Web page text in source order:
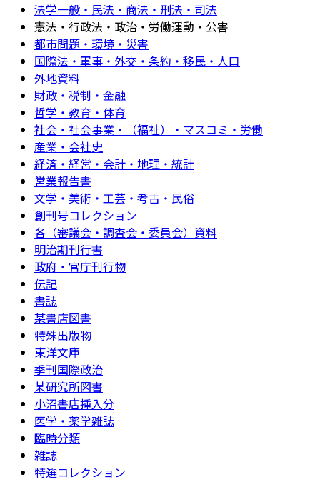
法学一般・民法・商法・刑法・司法
憲法・行政法・政治・労働運動・公害
都市問題・環境・災害
国際法・軍事・外交・条約・移民・人口
外地資料
財政・税制・金融
哲学・教育・体育
社会・社会事業・（福祉）・マスコミ・労働
産業・会社史
経済・経営・会計・地理・統計
営業報告書
文学・美術・工芸・考古・民俗
創刊号コレクション
各（審議会・調査会・委員会）資料
明治期刊行書
政府・官庁刊行物
伝記
書誌
某書店図書
特殊出版物
東洋文庫
季刊国際政治
某研究所図書
小沼書店挿入分
医学・薬学雑誌
臨時分類
雑誌
特選コレクション